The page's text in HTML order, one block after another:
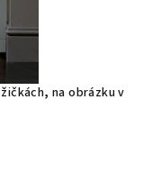
, na obrázku v